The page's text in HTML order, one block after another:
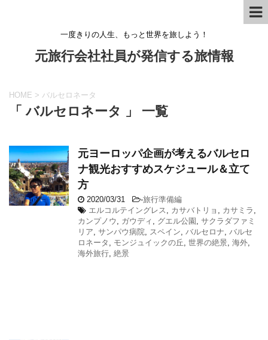
一度きりの人生、もっと世界を旅しよう！
元旅行会社社員が発信する旅情報
HOME > バルセロネータ
「 バルセロネータ 」 一覧
元ヨーロッパ企画が考えるバルセロ
ナ観光おすすめスケジュール＆立て
方
2020/03/31 -旅行準備編
エルコルテイングレス , カサバトリョ , カサミラ ,
カンプノウ , ガウディ , グエル公園 , サクラダファミ
リア, サンパウ病院, スペイン, バルセロナ, バルセ
ロネータ , モンジュイックの丘, 世界の絶景, 海外,
海外旅行, 絶景